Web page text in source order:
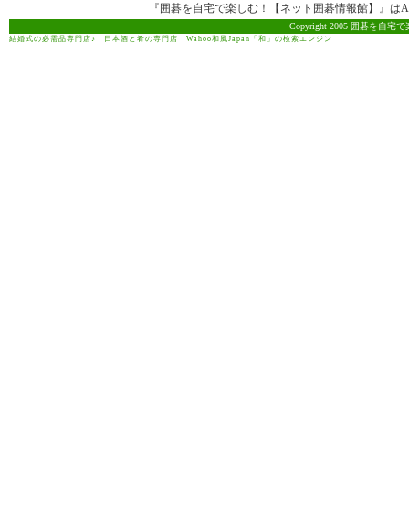
『囲碁を自宅で楽しむ！【ネット囲碁情報館】』
Copyright 2005 囲碁を自宅
結婚式の必需品専門店♪ 日本酒と肴の専門店 Wahoo和風Japan「和」の検索エンジン